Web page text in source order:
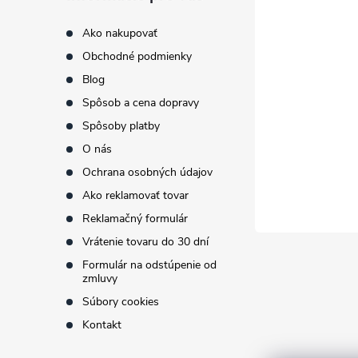
Ako nakupovať
Obchodné podmienky
Blog
Spôsob a cena dopravy
Spôsoby platby
O nás
Ochrana osobných údajov
Ako reklamovať tovar
Reklamačný formulár
Vrátenie tovaru do 30 dní
Formulár na odstúpenie od
zmluvy
Súbory cookies
Kontakt